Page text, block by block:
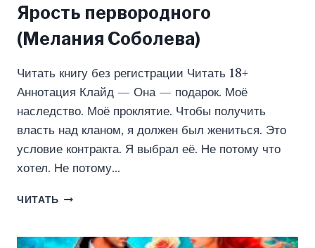
Ярость первородного
(Мелания Соболева)
Читать книгу без регистрации Читать 18+
Аннотация Клайд — Она — подарок. Моё
наследство. Моё проклятие. Чтобы получить
власть над кланом, я должен был жениться. Это
условие контракта. Я выбрал её. Не потому что
хотел. Не потому…
ЧИТАТЬ ЯРОСТЬ
СОБОЛЕВА)